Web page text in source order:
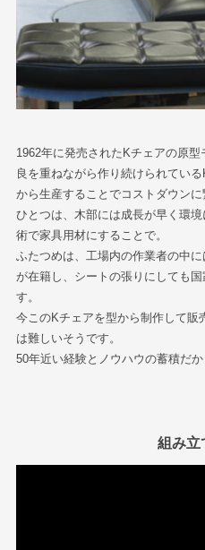
1962年に発売されたKチェアの原
良を重ねながら作り続けられてい
から生産することでコストダウンに
ひとつは、木部には成長が早く環
術で家具用材にすることで。
ふたつめは、工場内の作業者の中
が在籍し、シートの張りにしても
す。
今このKチェアを型から制作して販
は難しいそうです。
50年近い経験とノウハウの蓄積だ
組み立